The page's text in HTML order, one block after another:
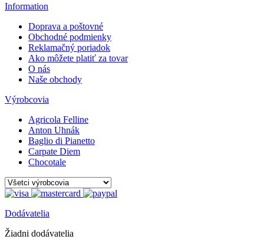
Information
Doprava a poštovné
Obchodné podmienky
Reklamačný poriadok
Ako môžete platiť za tovar
O nás
Naše obchody
Výrobcovia
Agricola Felline
Anton Uhnák
Baglio di Pianetto
Carpate Diem
Chocotale
Dodávatelia
Žiadni dodávatelia